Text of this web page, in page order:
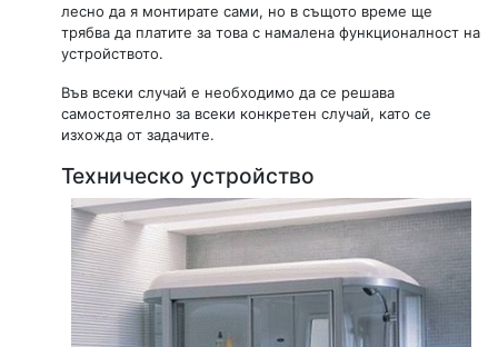
лесно да я монтирате сами, но в същото време ще
трябва да платите за това с намалена функционалност на
устройството.
Във всеки случай е необходимо да се решава
самостоятелно за всеки конкретен случай, като се
изхожда от задачите.
Техническо устройство